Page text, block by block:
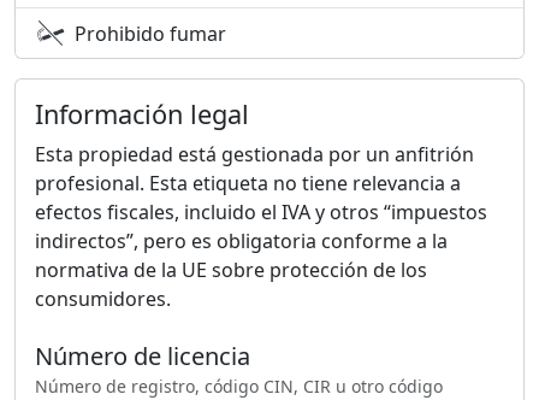
Prohibido fumar
Información legal
Esta propiedad está gestionada por un anfitrión
profesional. Esta etiqueta no tiene relevancia a
efectos fiscales, incluido el IVA y otros “impuestos
indirectos”, pero es obligatoria conforme a la
normativa de la UE sobre protección de los
consumidores.
Número de licencia
Número de registro, código CIN, CIR u otro código